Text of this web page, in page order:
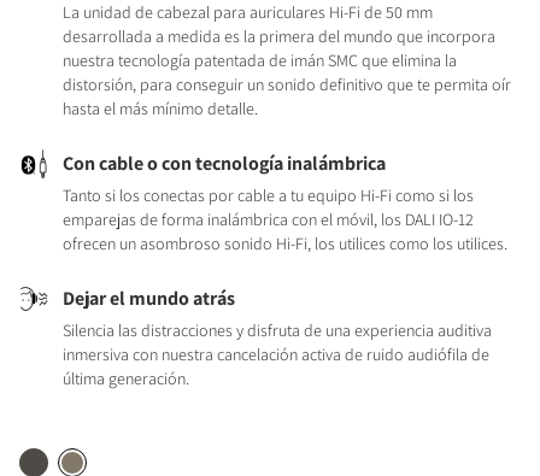
La unidad de cabezal para auriculares Hi-Fi de 50 mm
desarrollada a medida es la primera del mundo que incorpora
nuestra tecnología patentada de imán SMC que elimina la
distorsión, para conseguir un sonido definitivo que te permita oír
hasta el más mínimo detalle.
Con cable o con tecnología inalámbrica
Tanto si los conectas por cable a tu equipo Hi-Fi como si los
emparejas de forma inalámbrica con el móvil, los DALI IO-12
ofrecen un asombroso sonido Hi-Fi, los utilices como los utilices.
Dejar el mundo atrás
Silencia las distracciones y disfruta de una experiencia auditiva
inmersiva con nuestra cancelación activa de ruido audiófila de
última generación.